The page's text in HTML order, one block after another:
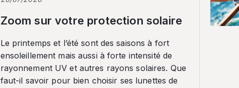
Zoom sur votre protection solaire
Le printemps et l’été sont des saisons à fort
ensoleillement mais aussi à forte intensité de
rayonnement UV et autres rayons solaires. Que
faut-il savoir pour bien choisir ses lunettes de